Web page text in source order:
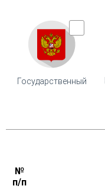
Государственный
с ограниченными
возможностями
№
п/п